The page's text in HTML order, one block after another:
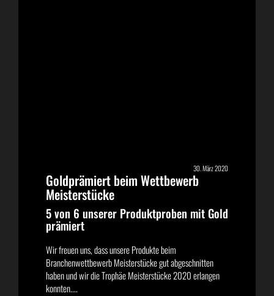
30. März 2020
Goldprämiert beim Wettbewerb
Meisterstücke
5 von 6 unserer Produktproben mit Gold
prämiert
Wir freuen uns, dass unsere Produkte beim
Branchenwettbewerb Meisterstücke gut abgeschnitten
haben und wir die Trophäe Meisterstücke 2020 erlangen
konnten....